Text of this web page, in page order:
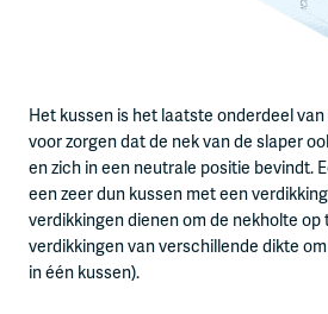
Het kussen is het laatste onderdeel
voor zorgen dat de nek van de slaper
en zich in een neutrale positie bevindt.
een zeer dun kussen met een
verdikkingen dienen om de nekholte op
verdikkingen van verschillende dikte
in één kussen).